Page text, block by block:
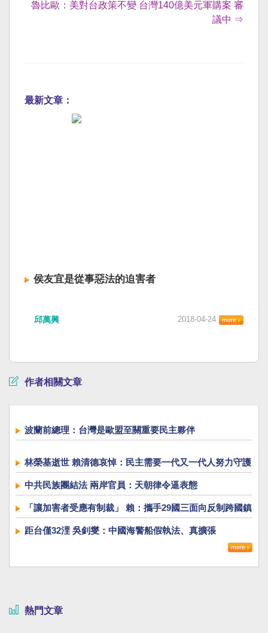
魯比歐：美對台政策不變 台灣140億美元軍購案 審
議中 ⇒
最新文章：
侯友宜是從事惡法的迫害者
邱萬興 2018-04-24
作者相關文章
波蘭前總理：台灣是歐盟至關重要民主夥伴
林榮基逝世 賴清德哀悼：民主需要一代又一代人努力守護
中共民族團結法 兩岸官員：天朝律令逼表態
「讓加害者受應有制裁」 賴：攜手29國三面向反制跨國鎮
壓
距台僅32浬 吳釗燮：中國海警船假執法、真擴張
熱門文章